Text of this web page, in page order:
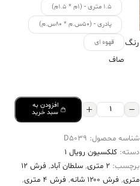
۱.۵ متری - (۱م * ۱.۵م)
پادری - (۵۰س.م * ۸۰س.م)
رنگ قهوه ای
صاف
فرش
۱۲۰۰
طرح
افزودن به
سبد خرید
شناسه محصول: D5039
دسته: کلکسیون رویال 1
برچسب: 2 متری , سلطان آباد,
فرش 12
متری, فرش ۱۲۰۰ شانه , فرش 4 متری
,